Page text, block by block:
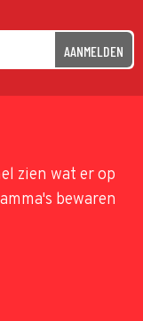
AANMELDEN
zien wat er op
bewaren